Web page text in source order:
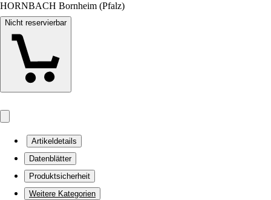
HORNBACH Bornheim (Pfalz)
Nicht reservierbar
Artikeldetails
Datenblätter
Produktsicherheit
Weitere Kategorien